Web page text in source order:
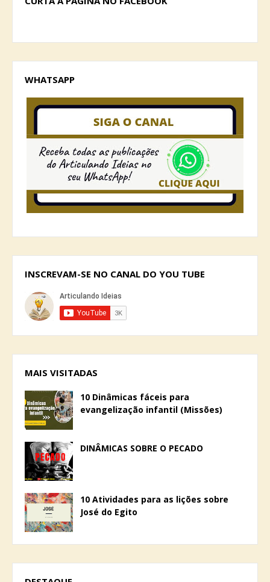
WHATSAPP
INSCREVAM-SE NO CANAL DO YOU TUBE
MAIS VISITADAS
10 Dinâmicas fáceis para
evangelização infantil (Missões)
DINÂMICAS SOBRE O PECADO
10 Atividades para as lições sobre
José do Egito